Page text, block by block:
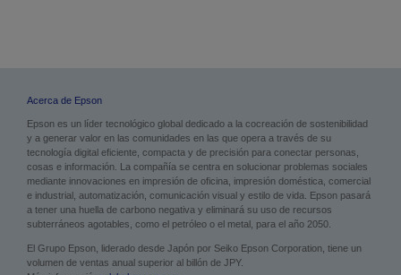
Acerca de Epson
Epson es un líder tecnológico global dedicado a la cocreación de sostenibilidad
y a generar valor en las comunidades en las que opera a través de su
tecnología digital eficiente, compacta y de precisión para conectar personas,
cosas e información. La compañía se centra en solucionar problemas sociales
mediante innovaciones en impresión de oficina, impresión doméstica, comercial
e industrial, automatización, comunicación visual y estilo de vida. Epson pasará
a tener una huella de carbono negativa y eliminará su uso de recursos
subterráneos agotables, como el petróleo o el metal, para el año 2050.
El Grupo Epson, liderado desde Japón por Seiko Epson Corporation, tiene un
volumen de ventas anual superior al billón de JPY.